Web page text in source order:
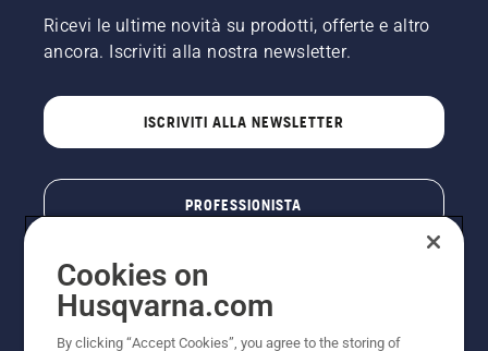
Ricevi le ultime novità su prodotti, offerte e altro
ancora. Iscriviti alla nostra newsletter.
ISCRIVITI ALLA NEWSLETTER
PROFESSIONISTA
Cookies on
Husqvarna.com
By clicking “Accept Cookies”, you agree to the storing of